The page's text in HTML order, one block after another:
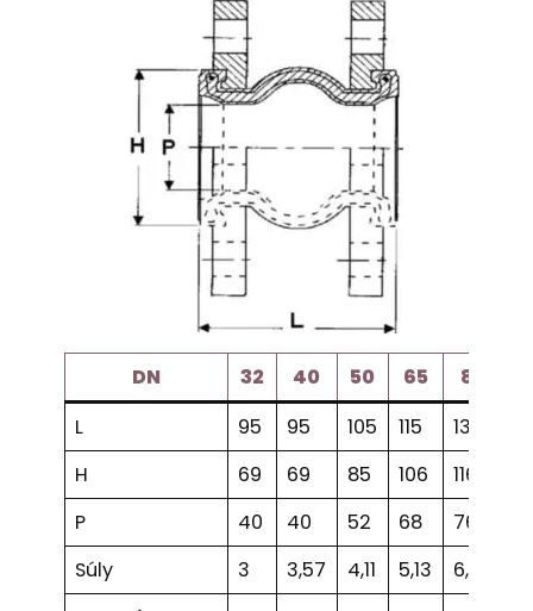
DN 32 40 50 65 80
L
95 95 105 115 130
H
69 69 85 106 116
P
40 40 52 68 76
Súly
3 3,57 4,11 5,13 6,23